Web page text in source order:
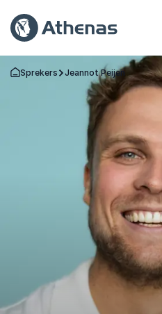
Terug naar de startpagina
Sprekers Jeannot Peijen